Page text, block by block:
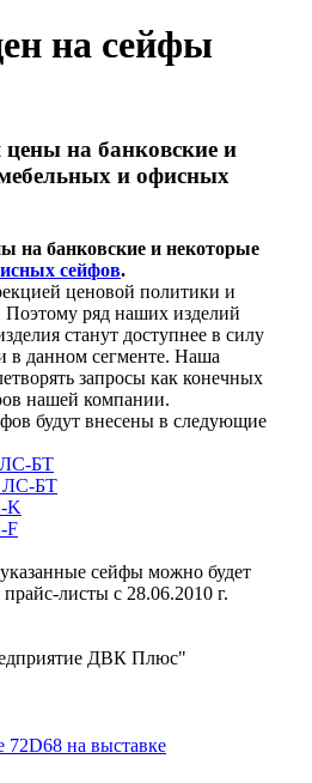
на сейфы
на банковские и
и офисных
на банковские и некоторые
сейфов.
ценовой политики и
ряд наших изделий
станут доступнее в силу
данном сегменте. Наша
запросы как конечных
нашей компании.
будут внесены в следующие
ЛС-БТ
ЛС-БТ
K
F
сейфы можно будет
листы с 28.06.2010 г.
ДВК Плюс"
на выставке